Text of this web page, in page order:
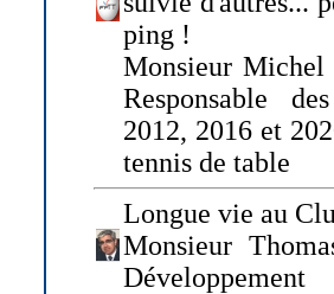
ping !
Monsieur
Responsable
2012, 2016 et
tennis de table
Longue vie au
Monsieur
Développement